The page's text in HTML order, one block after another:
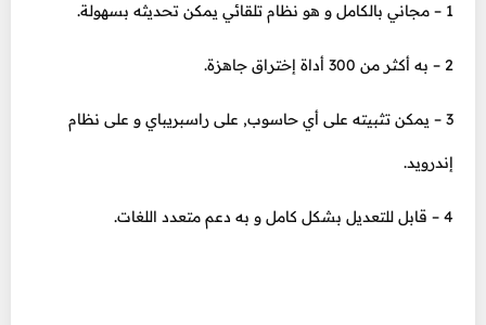
1 – مجاني بالكامل و هو نظام تلقائي يمكن تحديثه بسهولة.
2 – به أكثر من 300 أداة إختراق جاهزة.
3 – يمكن تثبيته على أي حاسوب, على راسبريباي و على نظام
إندرويد.
4 – قابل للتعديل بشكل كامل و به دعم متعدد اللغات.